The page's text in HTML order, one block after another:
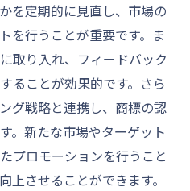
を定期的に見直し、市場の
を行うことが重要です。ま
取り入れ、フィードバック
ることが効果的です。さら
グ戦略と連携し、商標の認
。新たな市場やターゲット
プロモーションを行うこと
上させることができます。